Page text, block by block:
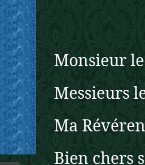
Monsieur
Messieurs
Ma
Bien chers